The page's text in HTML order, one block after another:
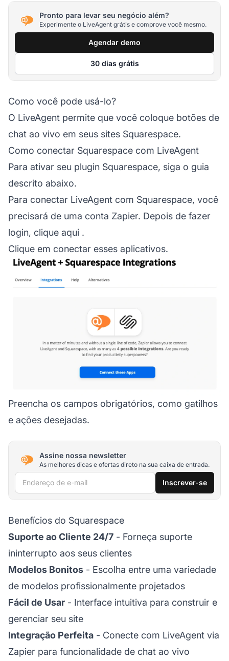
Pronto para levar seu negócio além?
Experimente o LiveAgent grátis e comprove você mesmo.
Agendar demo
30 dias grátis
Como você pode usá-lo?
O LiveAgent permite que você coloque botões de
chat ao vivo em seus sites Squarespace.
Como conectar Squarespace com LiveAgent
Para ativar seu plugin Squarespace, siga o guia
descrito abaixo.
Para conectar LiveAgent com Squarespace, você
precisará de uma conta Zapier. Depois de fazer
login, clique aqui .
Clique em conectar esses aplicativos.
Preencha os campos obrigatórios, como gatilhos
e ações desejadas.
Assine nossa newsletter
As melhores dicas e ofertas direto na sua caixa de entrada.
Endereço de e-mail Inscrever-se
Benefícios do Squarespace
Suporte ao Cliente 24/7 - Forneça suporte
ininterrupto aos seus clientes
Modelos Bonitos - Escolha entre uma variedade
de modelos profissionalmente projetados
Fácil de Usar - Interface intuitiva para construir e
gerenciar seu site
Integração Perfeita - Conecte com LiveAgent via
Zapier para funcionalidade de chat ao vivo